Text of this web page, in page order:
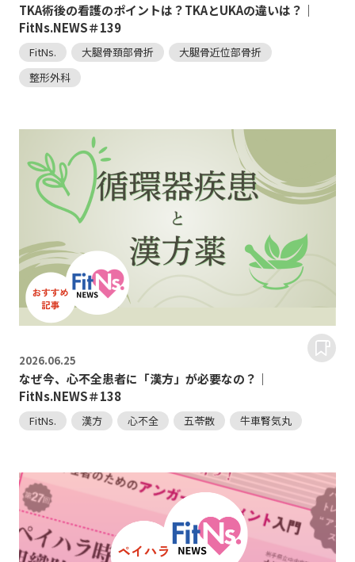
TKA術後の看護のポイントは？TKAとUKAの違いは？｜
FitNs.NEWS＃139
FitNs. 大腿骨頚部骨折
大腿骨近位部骨折
整形外科
2026.06.25
なぜ今、心不全患者に「漢方」が必要なの？｜
FitNs.NEWS＃138
FitNs. 漢方 心不全 五苓散 牛車腎気丸